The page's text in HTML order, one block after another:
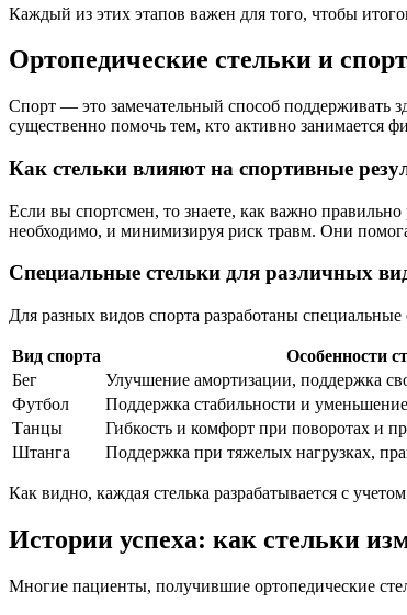
Каждый из этих этапов важен для того, чтобы
Ортопедические стельки и спорт
Спорт — это замечательный способ поддерживать
существенно помочь тем, кто активно занимается
Как стельки влияют на спортивные
Если вы спортсмен, то знаете, как важно
необходимо, и минимизируя риск травм. Они
Специальные стельки для различных
Для разных видов спорта разработаны специальные
Вид спорта
Особенности
Бег
Улучшение амортизации, поддержка
Футбол
Поддержка стабильности и
Танцы
Гибкость и комфорт при поворотах и
Штанга
Поддержка при тяжелых нагрузках,
Как видно, каждая стелька разрабатывается с
Истории успеха: как стельки
Многие пациенты, получившие ортопедические